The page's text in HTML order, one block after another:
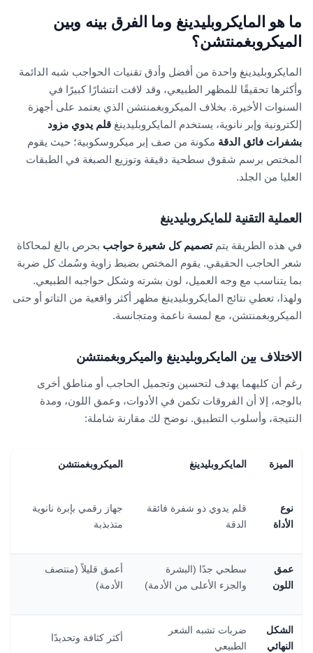
ما هو المايكروبليدينغ وما الفرق بينه وبين
الميكروبغمنتشن؟
المايكروبليدينغ واحدة من أفضل وأدق تقنيات الحواجب شبه الدائمة
وأكثرها تحقيقًا للمظهر الطبيعي، وقد لاقت انتشارًا كبيرًا في
السنوات الأخيرة. بخلاف الميكروبغمنتشن الذي يعتمد على أجهزة
إلكترونية وإبر نانوية، يستخدم المايكروبليدينغ قلم يدوي مزود
بشفرات فائق الدقة مكونة من صف إبر ميكروسكوبية؛ حيث يقوم
المختص برسم شقوق سطحية دقيقة وتوزيع الصبغة في الطبقات
العليا من الجلد.
العملية التقنية للمايكروبليدينغ
في هذه الطريقة يتمتصميم كل شعيرة حواجب بحرص بالغ لمحاكاة
شعر الحاجب الحقيقي. يقوم المختص بضبط زاوية وسُمك كل ضربة
بما يتناسب مع وجه العميل، لون بشرته وشكل حواجبه الطبيعي.
ولهذا، تعطي نتائج المايكروبليدينغ مظهر أكثر واقعية من التاتو أو حتى
الميكروبغمنتشن، مع لمسة ناعمة ومتجانسة.
الاختلاف بين المايكروبليدينغ والميكروبغمنتشن
رغم أن كليهما يهدف لتحسين وتجميل الحاجب أو مناطق أخرى
بالوجه، إلا أن الفروقات تكمن في الأدوات، وعمق اللون، ومدة
النتيجة، وأسلوب التطبيق. نوضح لك مقارنة شاملة:
الميزة المايكروبليدينغ الميكروبغمنتشن
نوع
الأداة
قلم يدوي ذو شفرة فائقة
الدقة
جهاز رقمي بإبرة نانوية
متذبذبة
عمق
اللون
سطحي جدًا (البشرة
والجزء الأعلى من الأدمة)
أعمق قليلاً (منتصف
الأدمة)
الشكل
النهائي
ضربات تشبه الشعر
الطبيعي
أكثر كثافة وتحديدًا